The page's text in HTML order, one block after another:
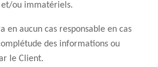
ou immatériels.
en aucun cas responsable en cas
des informations ou
le Client.